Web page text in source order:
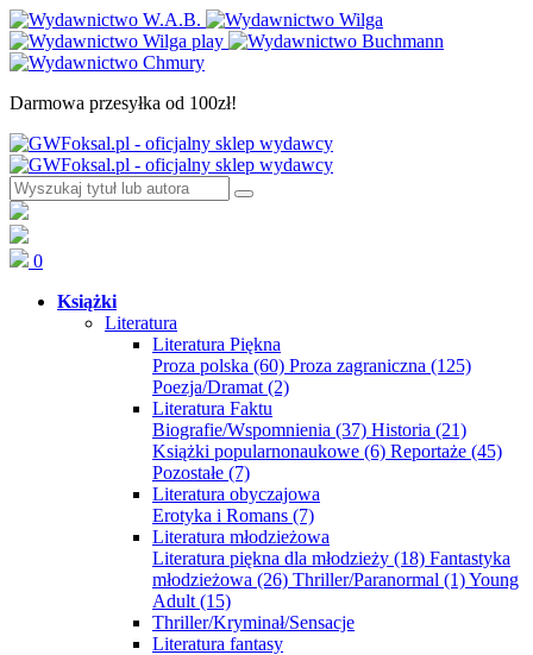
Darmowa przesyłka od 100zł!
0
Książki
Literatura
Literatura Piękna
Proza polska (60) Proza zagraniczna (125)
Poezja/Dramat (2)
Literatura Faktu
Biografie/Wspomnienia (37) Historia (21)
Książki popularnonaukowe (6) Reportaże (45)
Pozostałe (7)
Literatura obyczajowa
Erotyka i Romans (7)
Literatura młodzieżowa
Literatura piękna dla młodzieży (18) Fantastyka
młodzieżowa (26) Thriller/Paranormal (1)Young
Adult (15)
Thriller/Kryminał/Sensacje
Literatura fantasy